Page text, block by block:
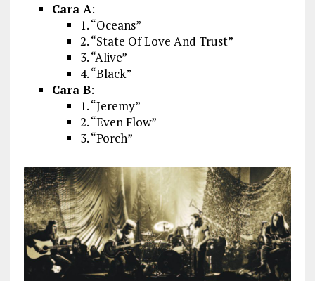
Cara A:
1. “Oceans”
2. “State Of Love And Trust”
3. “Alive”
4. “Black”
Cara B:
1. “Jeremy”
2. “Even Flow”
3. “Porch”